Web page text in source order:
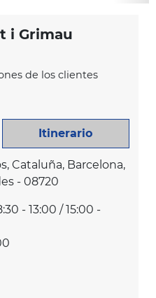
i Grimau
de los clientes
Itinerario
Cataluña, Barcelona,
- 08720
- 13:00 / 15:00 -